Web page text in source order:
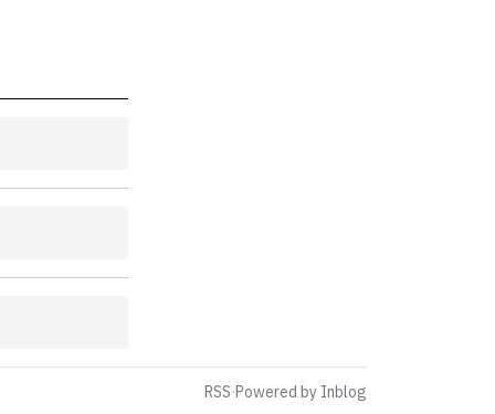
RSS·Powered by Inblog